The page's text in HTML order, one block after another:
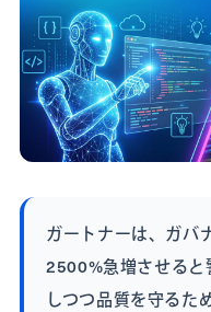
ガートナーは、ガバ
2500%急増させると
しつつ品質を守るた